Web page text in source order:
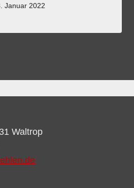
Januar 2022
Waltrop